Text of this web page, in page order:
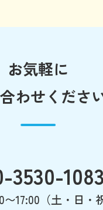
お気軽に
わせください
3530-1083
17:00（土・日・